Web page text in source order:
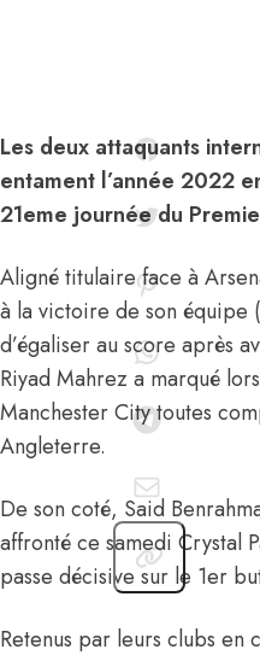
Les deux attaquants
entament l’année 2022
21eme journée du
Aligné titulaire face à
à la victoire de son équipe
d’égaliser au score après
Riyad Mahrez a marqué
Manchester City toutes
Angleterre.
De son coté, Said
affronté ce samedi Crystal
passe décisive sur le 1er
Retenus par leurs clubs